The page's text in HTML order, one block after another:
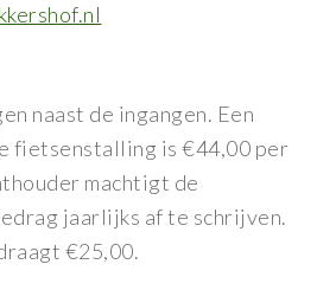
naast de ingangen. Een
fietsenstalling is €44,00 per
machtigt de
jaarlijks af te schrijven.
€25,00.